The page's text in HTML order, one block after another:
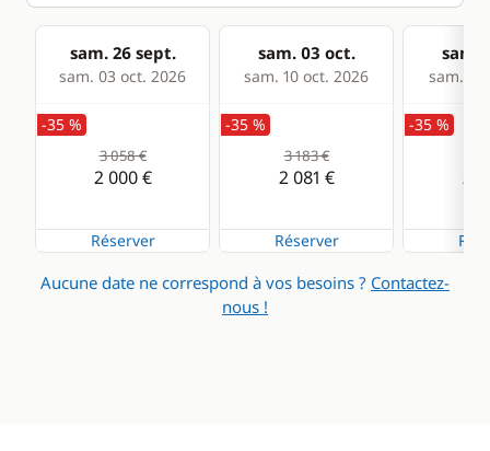
Cuisine
Réfrigérateur
Confort
WC électrique
sam. 26 sept.
sam. 03 oct. 2026
sam. 03 oct.
sam. 10 oct. 2026
sam.
sam. 17
-35 %
3 058 €
2 000 €
Réserver
-35 %
3 183 €
2 081 €
Réserver
-35 %
2
Aucune date ne correspond à vos besoins ? Contactez-
nous !